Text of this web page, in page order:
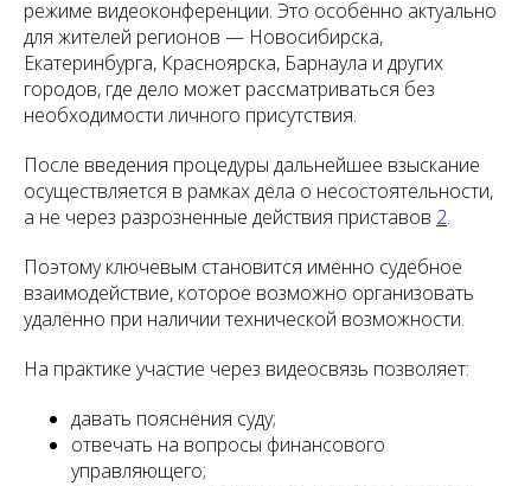
режиме видеоконференции. Это особенно актуально
для жителей регионов — Новосибирска,
Екатеринбурга, Красноярска, Барнаула и других
городов, где дело может рассматриваться без
необходимости личного присутствия.
После введения процедуры дальнейшее взыскание
осуществляется в рамках дела о несостоятельности,
а не через разрозненные действия приставов 2.
Поэтому ключевым становится именно судебное
взаимодействие, которое возможно организовать
удалённо при наличии технической возможности.
На практике участие через видеосвязь позволяет:
давать пояснения суду;
отвечать на вопросы финансового
управляющего;